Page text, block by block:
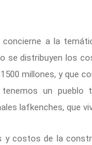
a la
se distribuyen los
millones, y que
un pueblo
lafkenches, que
costos de la